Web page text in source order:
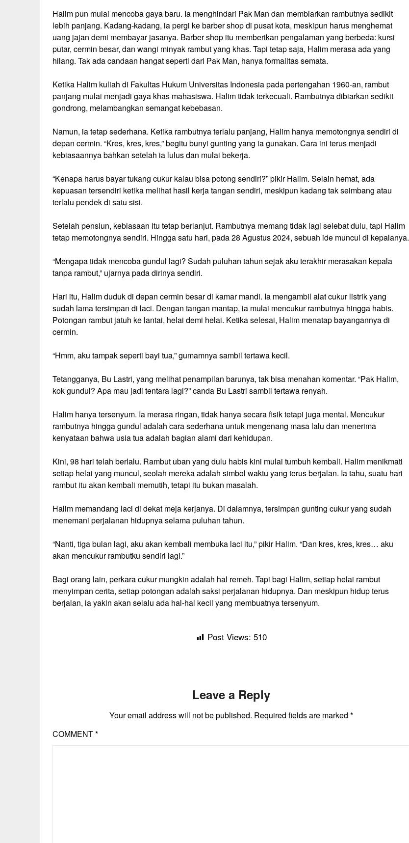
Halim pun mulai mencoba gaya baru. Ia menghindari Pak Man dan membiarkan rambutnya sedikit
lebih panjang. Kadang-kadang, ia pergi ke barber shop di pusat kota, meskipun harus menghemat
uang jajan demi membayar jasanya. Barber shop itu memberikan pengalaman yang berbeda: kursi
putar, cermin besar, dan wangi minyak rambut yang khas. Tapi tetap saja, Halim merasa ada yang
hilang. Tak ada candaan hangat seperti dari Pak Man, hanya formalitas semata.
Ketika Halim kuliah di Fakultas Hukum Universitas Indonesia pada pertengahan 1960-an, rambut
panjang mulai menjadi gaya khas mahasiswa. Halim tidak terkecuali. Rambutnya dibiarkan sedikit
gondrong, melambangkan semangat kebebasan.
Namun, ia tetap sederhana. Ketika rambutnya terlalu panjang, Halim hanya memotongnya sendiri di
depan cermin. “Kres, kres, kres,” begitu bunyi gunting yang ia gunakan. Cara ini terus menjadi
kebiasaannya bahkan setelah ia lulus dan mulai bekerja.
“Kenapa harus bayar tukang cukur kalau bisa potong sendiri?” pikir Halim. Selain hemat, ada
kepuasan tersendiri ketika melihat hasil kerja tangan sendiri, meskipun kadang tak seimbang atau
terlalu pendek di satu sisi.
Setelah pensiun, kebiasaan itu tetap berlanjut. Rambutnya memang tidak lagi selebat dulu, tapi Halim
tetap memotongnya sendiri. Hingga satu hari, pada 28 Agustus 2024, sebuah ide muncul di kepalanya.
“Mengapa tidak mencoba gundul lagi? Sudah puluhan tahun sejak aku terakhir merasakan kepala
tanpa rambut,” ujarnya pada dirinya sendiri.
Hari itu, Halim duduk di depan cermin besar di kamar mandi. Ia mengambil alat cukur listrik yang
sudah lama tersimpan di laci. Dengan tangan mantap, ia mulai mencukur rambutnya hingga habis.
Potongan rambut jatuh ke lantai, helai demi helai. Ketika selesai, Halim menatap bayangannya di
cermin.
“Hmm, aku tampak seperti bayi tua,” gumamnya sambil tertawa kecil.
Tetangganya, Bu Lastri, yang melihat penampilan barunya, tak bisa menahan komentar. “Pak Halim,
kok gundul? Apa mau jadi tentara lagi?” canda Bu Lastri sambil tertawa renyah.
Halim hanya tersenyum. Ia merasa ringan, tidak hanya secara fisik tetapi juga mental. Mencukur
rambutnya hingga gundul adalah cara sederhana untuk mengenang masa lalu dan menerima
kenyataan bahwa usia tua adalah bagian alami dari kehidupan.
Kini, 98 hari telah berlalu. Rambut uban yang dulu habis kini mulai tumbuh kembali. Halim menikmati
setiap helai yang muncul, seolah mereka adalah simbol waktu yang terus berjalan. Ia tahu, suatu hari
rambut itu akan kembali memutih, tetapi itu bukan masalah.
Halim memandang laci di dekat meja kerjanya. Di dalamnya, tersimpan gunting cukur yang sudah
menemani perjalanan hidupnya selama puluhan tahun.
“Nanti, tiga bulan lagi, aku akan kembali membuka laci itu,” pikir Halim. “Dan kres, kres, kres… aku
akan mencukur rambutku sendiri lagi.”
Bagi orang lain, perkara cukur mungkin adalah hal remeh. Tapi bagi Halim, setiap helai rambut
menyimpan cerita, setiap potongan adalah saksi perjalanan hidupnya. Dan meskipun hidup terus
berjalan, ia yakin akan selalu ada hal-hal kecil yang membuatnya tersenyum.
Post Views: 510
Leave a Reply
Your email address will not be published. Required fields are marked *
COMMENT*